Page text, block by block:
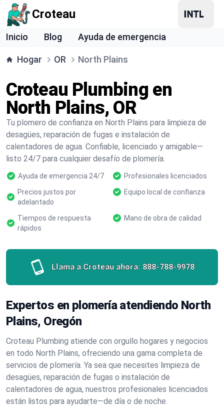
Croteau
Inicio Blog Ayuda de emergencia
Hogar OR North Plains
Croteau Plumbing en
North Plains, OR
Tu plomero de confianza en North Plains para limpieza de
desagües, reparación de fugas e instalación de
calentadores de agua. Confiable, licenciado y amigable—
listo 24/7 para cualquier desafío de plomería.
Ayuda de emergencia 24/7
Profesionales licenciados
Precios justos por
adelantado
Equipo local de confianza
Tiempos de respuesta
rápidos
Mano de obra de calidad
Llama a Croteau ahora: 888-788-9978
Expertos en plomería atendiendo North
Plains, Oregón
Croteau Plumbing atiende con orgullo hogares y negocios
en todo North Plains, ofreciendo una gama completa de
servicios de plomería. Ya sea que necesites limpieza de
desagües, reparación de fugas o instalación de
calentadores de agua, nuestros profesionales licenciados
están listos para ayudarte—de día o de noche.